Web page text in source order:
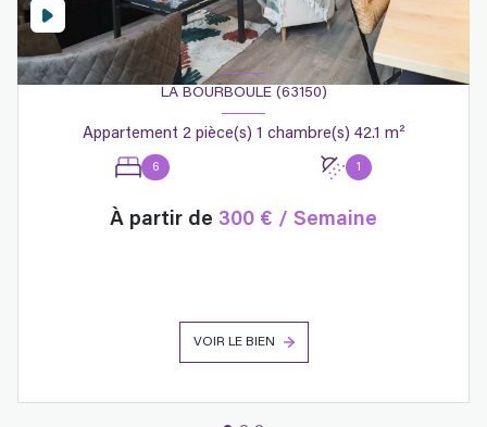
LA BOURBOULE (63150)
Appartement 2 pièce(s) 1 chambre(s) 42.1 m²
6 1
À partir de 300 € / Semaine
VOIR LE BIEN